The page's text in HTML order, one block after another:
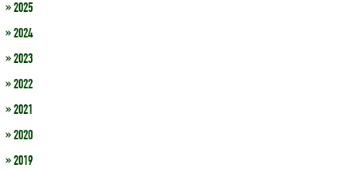
» 2025
» 2024
» 2023
» 2022
» 2021
» 2020
» 2019